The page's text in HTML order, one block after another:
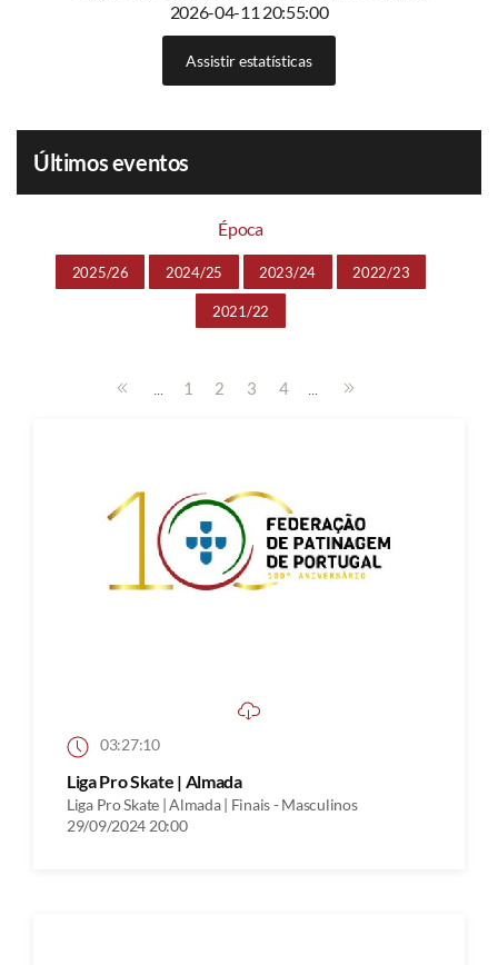
2026-04-11 20:55:00
Assistir estatísticas
Últimos eventos
Época
2025/26 2024/25 2023/24 2022/23
2021/22
... 1 2 3 4 ...
03:27:10
Liga Pro Skate | Almada
Liga Pro Skate | Almada | Finais - Masculinos
29/09/2024 20:00